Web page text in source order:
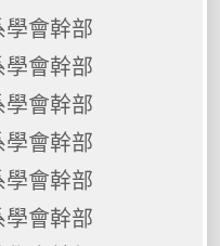
會幹部
會幹部
會幹部
會幹部
會幹部
會幹部